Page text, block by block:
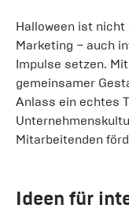
Halloween ist
Marketing – auch
Impulse setzen.
gemeinsamer
Anlass ein echtes
Mitarbeitenden
Ideen für